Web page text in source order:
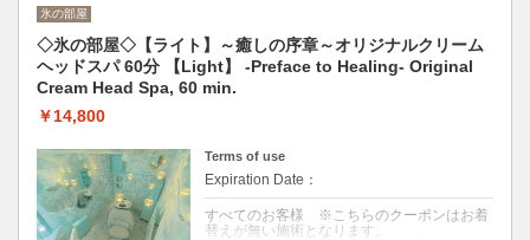
〈For those who want to reset the whole
body〉This massage includes a warm/cold
bath, a slow scalp massage with cream, and
an acupressure massage of the neck,
shoulders, shoulder blades, and décolleté.
departure.
氷の部屋
◇氷の部屋◇【ライト】～癒しの序章～オリジナルクリーム
ヘッドスパ 60分 【Light】 -Preface to Healing- Original
Cream Head Spa, 60 min.
￥14,800
Terms of use
Expiration Date：
すべてのお客様 ※こちらのクーポンはお着
替えが無い施術となります。